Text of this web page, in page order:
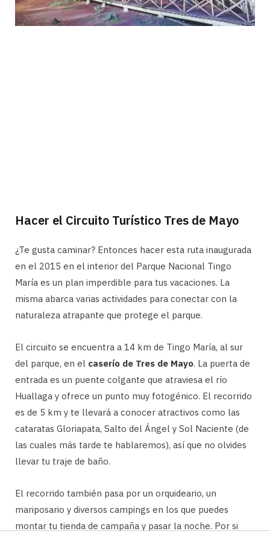
Hacer el Circuito Turístico Tres de Mayo
¿Te gusta caminar? Entonces hacer esta ruta inaugurada
en el 2015 en el interior del Parque Nacional Tingo
María es un plan imperdible para tus vacaciones. La
misma abarca varias actividades para conectar con la
naturaleza atrapante que protege el parque.
El circuito se encuentra a 14 km de Tingo María, al sur
del parque, en el caserío de Tres de Mayo. La puerta de
entrada es un puente colgante que atraviesa el río
Huallaga y ofrece un punto muy fotogénico. El recorrido
es de 5 km y te llevará a conocer atractivos como las
cataratas Gloriapata, Salto del Ángel y Sol Naciente (de
las cuales más tarde te hablaremos), así que no olvides
llevar tu traje de baño.
El recorrido también pasa por un orquideario, un
mariposario y diversos campings en los que puedes
montar tu tienda de campaña y pasar la noche. Por si